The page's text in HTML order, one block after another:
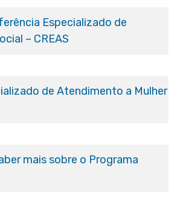
Especializado de
– CREAS
de Atendimento a Mulher
mais sobre o Programa